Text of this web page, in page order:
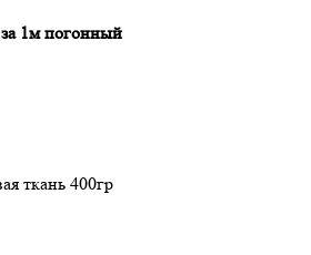
1м погонный
ткань 400гр